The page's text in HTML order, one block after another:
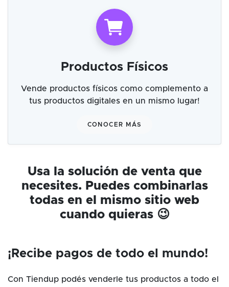
Productos Físicos
Vende productos físicos como complemento a
tus productos digitales en un mismo lugar!
CONOCER MÁS
Usa la solución de venta que
necesites. Puedes combinarlas
todas en el mismo sitio web
cuando quieras 😉
¡Recibe pagos de todo el mundo!
Con Tiendup podés venderle tus productos a todo el